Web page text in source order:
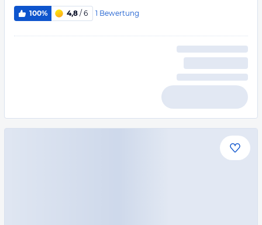
100% 4,8 / 6 1 Bewertung